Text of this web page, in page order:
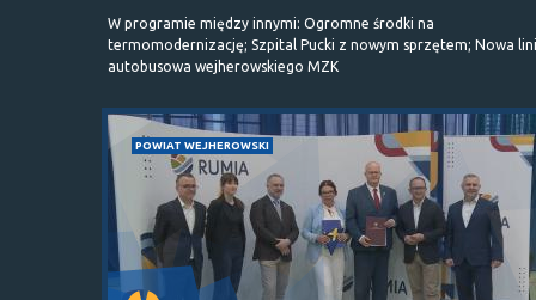
W programie między innymi: Ogromne środki na
termomodernizację; Szpital Pucki z nowym sprzętem; Nowa
autobusowa wejherowskiego MZK
POWIAT WEJHEROWSKI